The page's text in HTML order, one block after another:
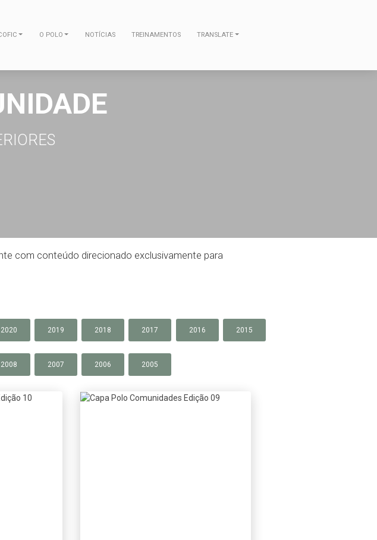
O POLO NOTÍCIAS TREINAMENTOS TRANSLATE
com conteúdo direcionado exclusivamente para
2020 2019 2018 2017 2016 2015
2008 2007 2006 2005